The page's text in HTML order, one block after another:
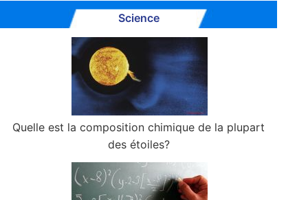
Science
Quelle est la composition chimique de la plupart
des étoiles?